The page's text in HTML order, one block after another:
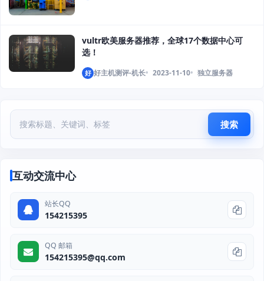
vultr欧美服务器推荐，全球17个数据中心可
选！
好 好主机测评-机长 2023-11-10 独立服务器
搜索
互动交流中心
站长QQ
154215395
QQ 邮箱
154215395@qq.com